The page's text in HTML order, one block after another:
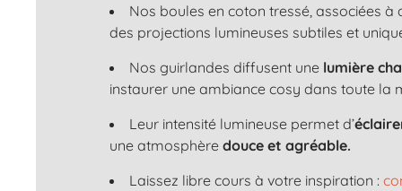
Nos boules en coton tressé, associées à
des projections lumineuses subtiles et
Nos guirlandes diffusent une lumière
instaurer une ambiance cosy dans toute la
Leur intensité lumineuse permet d’
une atmosphère douce et agréable.
Laissez libre cours à votre inspiration :